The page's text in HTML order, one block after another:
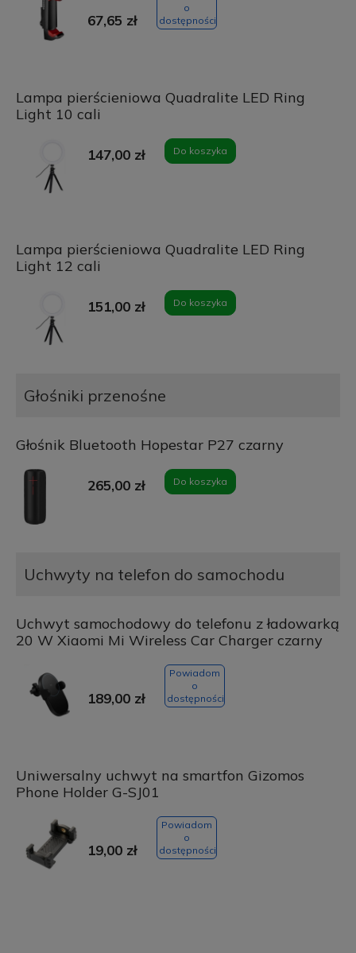
67,65 zł
o
dostępności
Lampa pierścieniowa Quadralite LED Ring
Light 10 cali
147,00 zł Do koszyka
Lampa pierścieniowa Quadralite LED Ring
Light 12 cali
151,00 zł Do koszyka
Głośniki przenośne
Głośnik Bluetooth Hopestar P27 czarny
265,00 zł Do koszyka
Uchwyty na telefon do samochodu
Uchwyt samochodowy do telefonu z ładowarką
20 W Xiaomi Mi Wireless Car Charger czarny
189,00 zł
Powiadom
o
dostępności
Uniwersalny uchwyt na smartfon Gizomos
Phone Holder G-SJ01
19,00 zł
Powiadom
o
dostępności